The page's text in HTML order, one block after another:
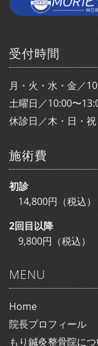
受付時間
月・火・水・金／
土曜日／10:00〜
休診日／木・日・祝
施術費
初診
14,800円（税込）
2回目以降
9,800円（税込）
MENU
Home
院長プロフィール
もり鍼灸整骨院に